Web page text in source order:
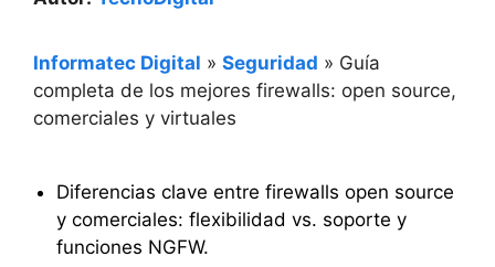
Informatec Digital » Seguridad » Guía
completa de los mejores firewalls: open source,
comerciales y virtuales
Diferencias clave entre firewalls open source
y comerciales: flexibilidad vs. soporte y
funciones NGFW.